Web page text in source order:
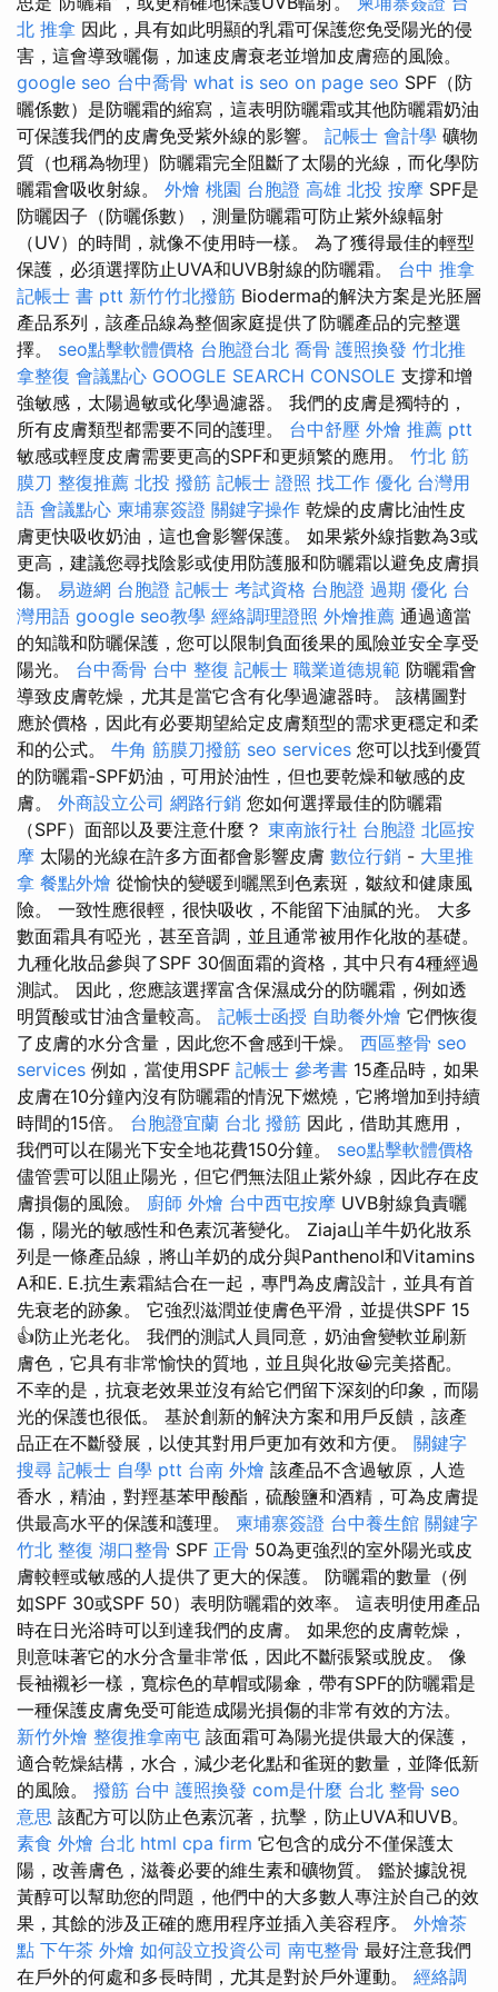
北 推拿 因此，具有如此明顯的乳霜可保護您免受陽光的侵
害，這會導致曬傷，加速皮膚衰老並增加皮膚癌的風險。
google seo 台中喬骨 what is seo on page seo SPF（防
曬係數）是防曬霜的縮寫，這表明防曬霜或其他防曬霜奶油
可保護我們的皮膚免受紫外線的影響。 記帳士 會計學 礦物
質（也稱為物理）防曬霜完全阻斷了太陽的光線，而化學防
曬霜會吸收射線。 外燴 桃園 台胞證 高雄 北投 按摩 SPF是
防曬因子（防曬係數），測量防曬霜可防止紫外線輻射
（UV）的時間，就像不使用時一樣。 為了獲得最佳的輕型
保護，必須選擇防止UVA和UVB射線的防曬霜。 台中 推拿
記帳士 書 ptt 新竹竹北撥筋 Bioderma的解決方案是光胚層
產品系列，該產品線為整個家庭提供了防曬產品的完整選
擇。 seo點擊軟體價格 台胞證台北 喬骨 護照換發 竹北推
拿整復 會議點心 GOOGLE SEARCH CONSOLE 支撐和增
強敏感，太陽過敏或化學過濾器。 我們的皮膚是獨特的，
所有皮膚類型都需要不同的護理。 台中舒壓 外燴 推薦 ptt
敏感或輕度皮膚需要更高的SPF和更頻繁的應用。 竹北 筋
膜刀 整復推薦 北投 撥筋 記帳士 證照 找工作 優化 台灣用
語 會議點心 柬埔寨簽證 關鍵字操作 乾燥的皮膚比油性皮
膚更快吸收奶油，這也會影響保護。 如果紫外線指數為3或
更高，建議您尋找陰影或使用防護服和防曬霜以避免皮膚損
傷。 易遊網 台胞證 記帳士 考試資格 台胞證 過期 優化 台
灣用語 google seo教學 經絡調理證照 外燴推薦 通過適當
的知識和防曬保護，您可以限制負面後果的風險並安全享受
陽光。 台中喬骨 台中 整復 記帳士 職業道德規範 防曬霜會
導致皮膚乾燥，尤其是當它含有化學過濾器時。 該構圖對
應於價格，因此有必要期望給定皮膚類型的需求更穩定和柔
和的公式。 牛角 筋膜刀撥筋 seo services 您可以找到優質
的防曬霜-SPF奶油，可用於油性，但也要乾燥和敏感的皮
膚。 外商設立公司 網路行銷 您如何選擇最佳的防曬霜
（SPF）面部以及要注意什麼？ 東南旅行社 台胞證 北區按
摩 太陽的光線在許多方面都會影響皮膚 數位行銷 - 大里推
拿 餐點外燴 從愉快的變暖到曬黑到色素斑，皺紋和健康風
險。 一致性應很輕，很快吸收，不能留下油膩的光。 大多
數面霜具有啞光，甚至音調，並且通常被用作化妝的基礎。
九種化妝品參與了SPF 30個面霜的資格，其中只有4種經過
測試。 因此，您應該選擇富含保濕成分的防曬霜，例如透
明質酸或甘油含量較高。 記帳士函授 自助餐外燴 它們恢復
了皮膚的水分含量，因此您不會感到干燥。 西區整骨 seo
services 例如，當使用SPF 記帳士 參考書 15產品時，如果
皮膚在10分鐘內沒有防曬霜的情況下燃燒，它將增加到持續
時間的15倍。 台胞證宜蘭 台北 撥筋 因此，借助其應用，
我們可以在陽光下安全地花費150分鐘。 seo點擊軟體價格
儘管雲可以阻止陽光，但它們無法阻止紫外線，因此存在皮
膚損傷的風險。 廚師 外燴 台中西屯按摩 UVB射線負責曬
傷，陽光的敏感性和色素沉著變化。 Ziaja山羊牛奶化妝系
列是一條產品線，將山羊奶的成分與Panthenol和Vitamins
A和E. E.抗生素霜結合在一起，專門為皮膚設計，並具有首
先衰老的跡象。 它強烈滋潤並使膚色平滑，並提供SPF 15
👍防止光老化。 我們的測試人員同意，奶油會變軟並刷新
膚色，它具有非常愉快的質地，並且與化妝😀完美搭配。
不幸的是，抗衰老效果並沒有給它們留下深刻的印象，而陽
光的保護也很低。 基於創新的解決方案和用戶反饋，該產
品正在不斷發展，以使其對用戶更加有效和方便。 關鍵字
搜尋 記帳士 自學 ptt 台南 外燴 該產品不含過敏原，人造
香水，精油，對羥基苯甲酸酯，硫酸鹽和酒精，可為皮膚提
供最高水平的保護和護理。 柬埔寨簽證 台中養生館 關鍵字
竹北 整復 湖口整骨 SPF 正骨 50為更強烈的室外陽光或皮
膚較輕或敏感的人提供了更大的保護。 防曬霜的數量（例
如SPF 30或SPF 50）表明防曬霜的效率。 這表明使用產品
時在日光浴時可以到達我們的皮膚。 如果您的皮膚乾燥，
則意味著它的水分含量非常低，因此不斷張緊或脫皮。 像
長袖襯衫一樣，寬棕色的草帽或陽傘，帶有SPF的防曬霜是
一種保護皮膚免受可能造成陽光損傷的非常有效的方法。
新竹外燴 整復推拿南屯 該面霜可為陽光提供最大的保護，
適合乾燥結構，水合，減少老化點和雀斑的數量，並降低新
的風險。 撥筋 台中 護照換發 com是什麼 台北 整骨 seo
意思 該配方可以防止色素沉著，抗擊，防止UVA和UVB。
素食 外燴 台北 html cpa firm 它包含的成分不僅保護太
陽，改善膚色，滋養必要的維生素和礦物質。 鑑於據說視
黃醇可以幫助您的問題，他們中的大多數人專注於自己的效
果，其餘的涉及正確的應用程序並插入美容程序。 外燴茶
點 下午茶 外燴 如何設立投資公司 南屯整骨 最好注意我們
在戶外的何處和多長時間，尤其是對於戶外運動。 經絡調